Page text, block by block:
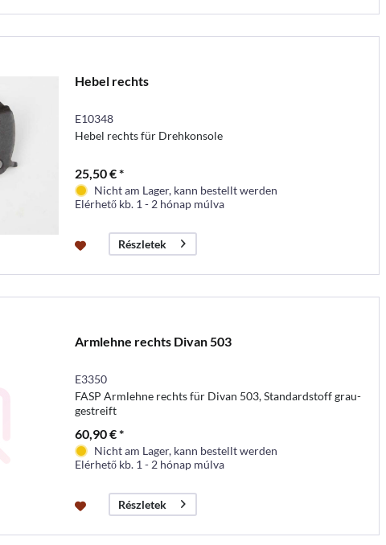
Hebel rechts
E10348
Hebel rechts für Drehkonsole
25,50 € *
Nicht am Lager, kann bestellt werden
Elérhető kb. 1 - 2 hónap múlva
Részletek
Armlehne rechts Divan 503
E3350
FASP Armlehne rechts für Divan 503, Standardstoff grau-
gestreift
60,90 € *
Nicht am Lager, kann bestellt werden
Elérhető kb. 1 - 2 hónap múlva
Részletek